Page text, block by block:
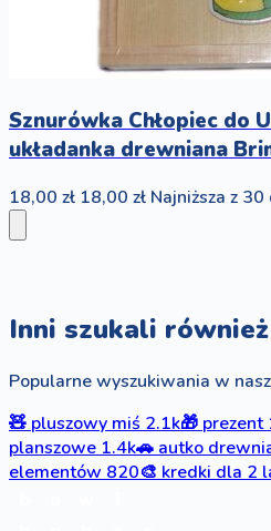
Sznurówka Chłopiec do
układanka drewniana
18,00 zł 18,00 zł Najniższa z
Inni szukali również
Popularne wyszukiwania w
🧸 pluszowy miś 2.1k🎁 prezent
planszowe 1.4k🚗 autko
elementów 820🎨 kredki dla 2